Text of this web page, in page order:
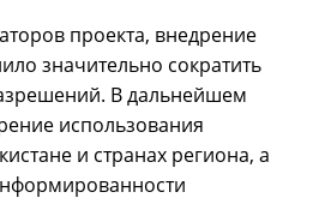
проекта, внедрение
значительно сократить
В дальнейшем
использования
и странах региона, а